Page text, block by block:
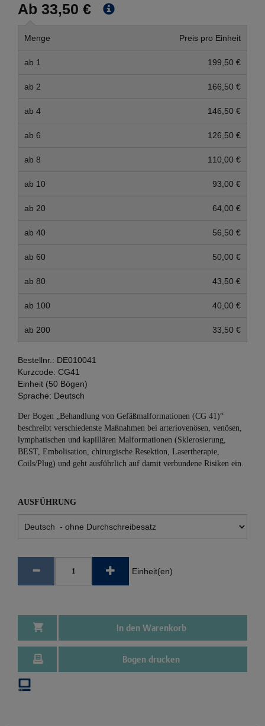
Ab 33,50 €
Menge Preis pro Einheit
ab 1 199,50 €
ab 2 166,50 €
ab 4 146,50 €
ab 6 126,50 €
ab 8 110,00 €
ab 10 93,00 €
ab 20 64,00 €
ab 40 56,50 €
ab 60 50,00 €
ab 80 43,50 €
ab 100 40,00 €
ab 200 33,50 €
Bestellnr.: DE010041
Kurzcode: CG41
Einheit (50 Bögen)
Sprache: Deutsch
Der Bogen „Behandlung von Gefäßmalformationen (CG 41)“
beschreibt verschiedenste Maßnahmen bei arteriovenösen, venösen,
lymphatischen und kapillären Malformationen (Sklerosierung,
BEST, Embolisation, chirurgische Resektion, Lasertherapie,
Coils/Plug) und geht ausführlich auf damit verbundene Risiken ein.
AUSFÜHRUNG
Einheit(en)
In den Warenkorb
Bogen drucken